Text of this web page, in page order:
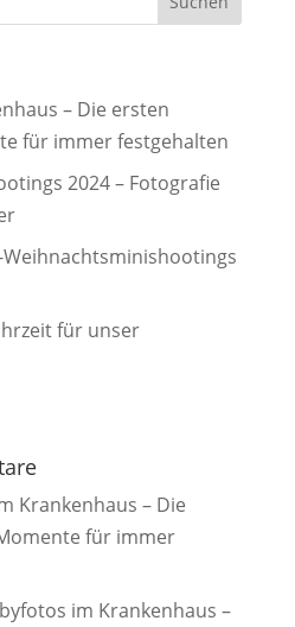
– Die ersten
für immer festgehalten
2024 – Fotografie
für unser
Krankenhaus – Die
für immer
im Krankenhaus –